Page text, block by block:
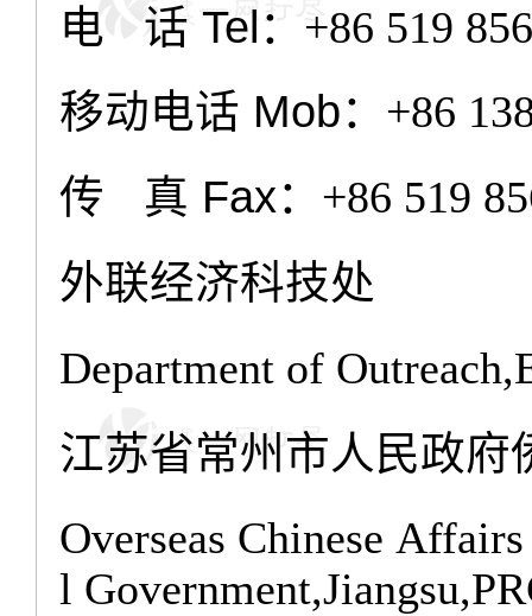
电 话 Tel： +86 519
移动电话 Mob： +86
传 真 Fax： +86 519
外联经济科技处
Department of
江苏省常州市人民政府
Overseas Chinese
l